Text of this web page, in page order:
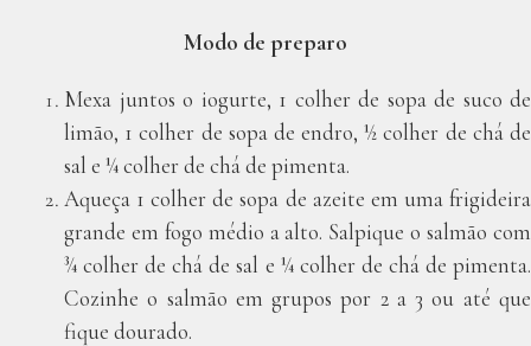
Modo de preparo
Mexa juntos o iogurte, 1 colher de sopa de suco de
limão, 1 colher de sopa de endro, ½ colher de chá de
sal e ¼ colher de chá de pimenta.
Aqueça 1 colher de sopa de azeite em uma frigideira
grande em fogo médio a alto. Salpique o salmão com
¾ colher de chá de sal e ¼ colher de chá de pimenta.
Cozinhe o salmão em grupos por 2 a 3 ou até que
fique dourado.